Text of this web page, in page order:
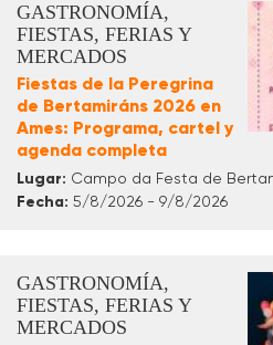
GASTRONOMÍA,
FIESTAS, FERIAS Y
MERCADOS
Fiestas de la Peregrina
de Bertamiráns 2026 en
Ames: Programa, cartel y
agenda completa
Lugar: Campo da Festa de
Fecha: 5/8/2026 - 9/8/2026
GASTRONOMÍA,
FIESTAS, FERIAS Y
MERCADOS